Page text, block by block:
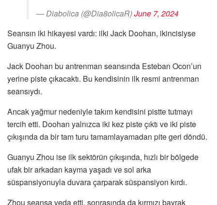
— Diabolica (@Dia8olicaR)June 7, 2024
Seansın iki hikayesi vardı: ilki Jack Doohan, ikincisiyse
Guanyu Zhou.
Jack Doohan bu antrenman seansında Esteban Ocon’un
yerine piste çıkacaktı. Bu kendisinin ilk resmi antrenman
seansıydı.
Ancak yağmur nedeniyle takım kendisini pistte tutmayı
tercih etti. Doohan yalnızca iki kez piste çıktı ve iki piste
çıkışında da bir tam turu tamamlayamadan pite geri döndü.
Guanyu Zhou ise ilk sektörün çıkışında, hızlı bir bölgede
ufak bir arkadan kayma yaşadı ve sol arka
süspansiyonuyla duvara çarparak süspansiyon kırdı.
Zhou seansa veda etti, sonrasında da kırmızı bayrak